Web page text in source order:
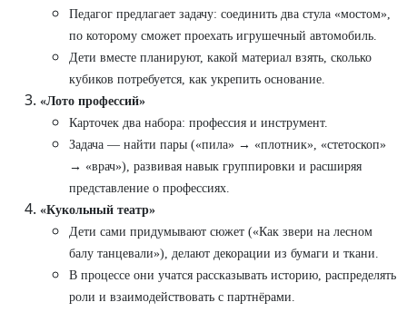
Педагог предлагает задачу: соединить два стула «мостом»,
по которому сможет проехать игрушечный автомобиль.
Дети вместе планируют, какой материал взять, сколько
кубиков потребуется, как укрепить основание.
«Лото профессий»
Карточек два набора: профессия и инструмент.
Задача — найти пары («пила» → «плотник», «стетоскоп»
→ «врач»), развивая навык группировки и расширяя
представление о профессиях.
«Кукольный театр»
Дети сами придумывают сюжет («Как звери на лесном
балу танцевали»), делают декорации из бумаги и ткани.
В процессе они учатся рассказывать историю, распределять
роли и взаимодействовать с партнёрами.